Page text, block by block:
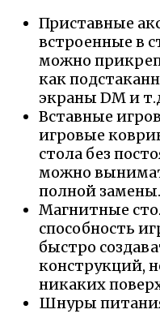
Приставные
встроенные в
можно
как
экраны DM и
Вставные
игровые
стола без
можно
полной замены.
Магнитные
способность
быстро
конструкций,
никаких
Шнуры